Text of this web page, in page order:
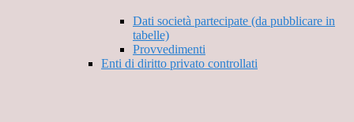
Dati società partecipate (da pubblicare in
tabelle)
Provvedimenti
Enti di diritto privato controllati